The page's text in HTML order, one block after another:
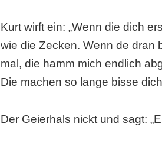
Kurt wirft ein: „Wenn die dich
wie die Zecken. Wenn de dran
mal, die hamm mich endlich
Die machen so lange bisse
Der Geierhals nickt und sagt: